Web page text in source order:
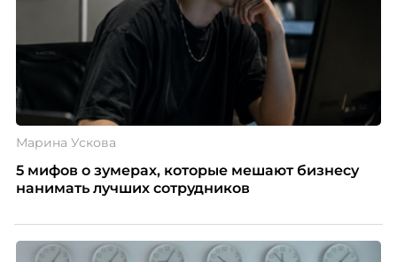
Марина Ускова
5 мифов о зумерах, которые мешают бизнесу
нанимать лучших сотрудников